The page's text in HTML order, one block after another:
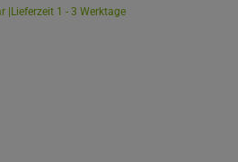
| Lieferzeit 1 - 3 Werktage